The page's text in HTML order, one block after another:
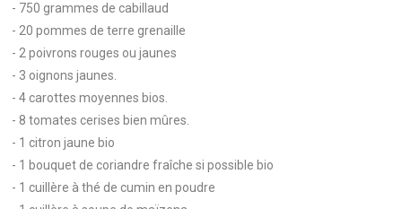
- 750 grammes de cabillaud
- 20 pommes de terre grenaille
- 2 poivrons rouges ou jaunes
- 3 oignons jaunes.
- 4 carottes moyennes bios.
- 8 tomates cerises bien mûres.
- 1 citron jaune bio
- 1 bouquet de coriandre fraîche si possible bio
- 1 cuillère à thé de cumin en poudre